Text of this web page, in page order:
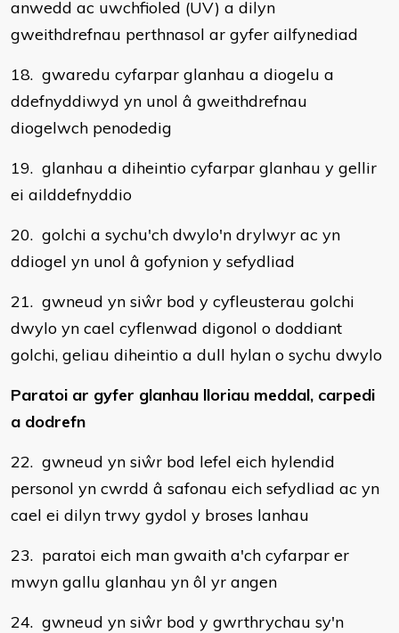
anwedd ac uwchfioled (UV) a dilyn
gweithdrefnau perthnasol ar gyfer ailfynediad
18. gwaredu cyfarpar glanhau a diogelu a
ddefnyddiwyd yn unol â gweithdrefnau
diogelwch penodedig
19. glanhau a diheintio cyfarpar glanhau y gellir
ei ailddefnyddio
20. golchi a sychu'ch dwylo'n drylwyr ac yn
ddiogel yn unol â gofynion y sefydliad
21. gwneud yn siŵr bod y cyfleusterau golchi
dwylo yn cael cyflenwad digonol o doddiant
golchi, geliau diheintio a dull hylan o sychu dwylo
Paratoi ar gyfer glanhau lloriau meddal, carpedi
a dodrefn
22. gwneud yn siŵr bod lefel eich hylendid
personol yn cwrdd â safonau eich sefydliad ac yn
cael ei dilyn trwy gydol y broses lanhau
23. paratoi eich man gwaith a'ch cyfarpar er
mwyn gallu glanhau yn ôl yr angen
24. gwneud yn siŵr bod y gwrthrychau sy'n